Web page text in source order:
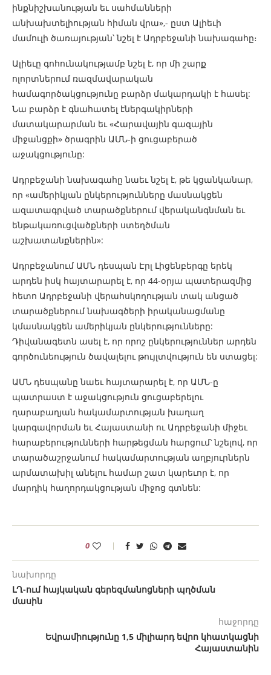
ինքնիշխանության եւ սահմանների
անխախտելիության հիման վրա»,- ըստ Ալիեւի
մամուլի ծառայության՝ նշել է Ադրբեջանի նախագահը։
Ալիեւը գոհունակությամբ նշել է, որ մի շարք
ոլորտներում ռազմավարական
համագործակցությունը բարձր մակարդակի է հասել:
Նա բարձր է գնահատել էներգակիրների
մատակարարման եւ «Հարավային գազային
միջանցքի» ծրագրին ԱՄՆ-ի ցուցաբերած
աջակցությունը:
Ադրբեջանի նախագահը նաեւ նշել է, թե կցանկանար,
որ «ամերիկյան ընկերությունները մասնակցեն
ազատագրված տարածքներում վերականգնման եւ
ենթակառուցվածքների ստեղծման
աշխատանքներին»:
Ադրբեջանում ԱՄՆ դեսպան Էրլ Լիցենբերգը երեկ
արդեն իսկ հայտարարել է, որ 44-օրյա պատերազմից
հետո Ադրբեջանի վերահսկողության տակ անցած
տարածքներում նախագծերի իրականացմանը
կմասնակցեն ամերիկյան ընկերությունները:
Դիվանագետն ասել է, որ որոշ ընկերություններ արդեն
գործունեություն ծավալելու թույլտվություն են ստացել:
ԱՄՆ դեսպանը նաեւ հայտարարել է, որ ԱՄՆ-ը
պատրաստ է աջակցություն ցուցաբերելու
ղարաբաղյան հակամարտության խաղաղ
կարգավորման եւ Հայաստանի ու Ադրբեջանի միջեւ
հարաբերությունների հարթեցման հարցում՝ նշելով, որ
տարածաշրջանում հակամարտության աղբյուրներն
արմատախիլ անելու համար շատ կարեւոր է, որ
մարդիկ հաղորդակցության միջոց գտնեն:
0
նախորդը
ԼՂ-ում հայկական գերեզմանոցների պղծման
մասին
հաջորդը
Եվրամիությունը 1,5 միլիարդ եվրո կհատկացնի
Հայաստանին